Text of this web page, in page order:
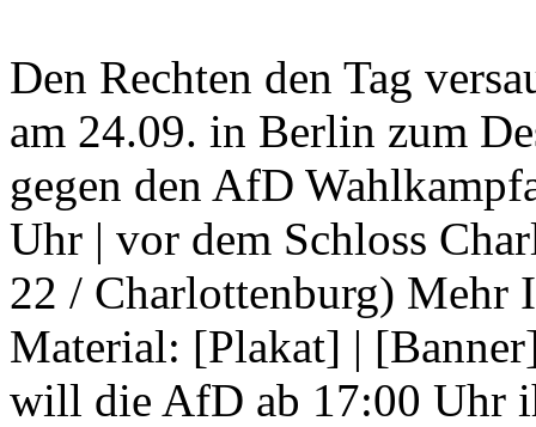
Den Rechten den Tag
am 24.09. in Berlin zum
gegen den AfD
Uhr | vor dem Schloss
22 / Charlottenburg) Mehr
Material: [Plakat] |
will die AfD ab 17:00 Uhr